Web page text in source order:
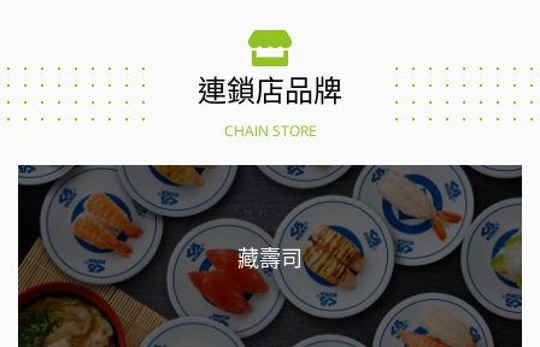
連鎖店品牌
CHAIN STORE
藏壽司